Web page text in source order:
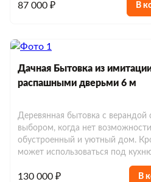
87 000 ₽ В
Дачная Бытовка из
распашными дверьми 6 м
Деревянная бытовка с верандой
выбором, когда нет
обустроенный и уютный дом.
может использоваться под
130 000 ₽ В